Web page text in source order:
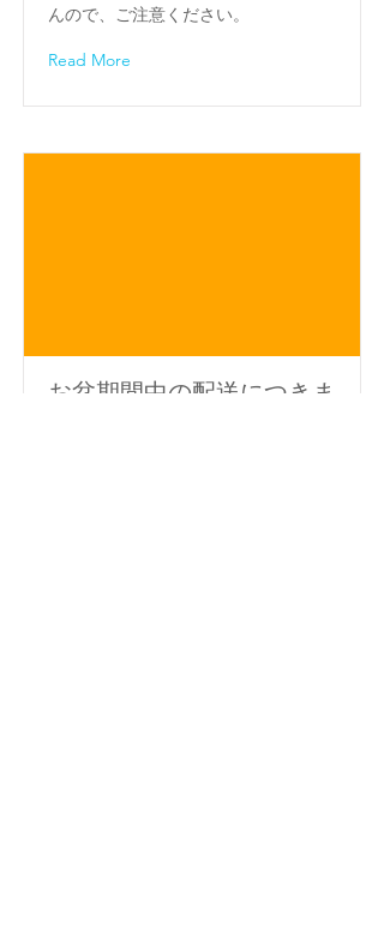
んので、ご注意ください。
Read More
お盆期間中の配送につきま